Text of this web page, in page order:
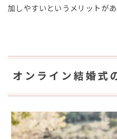
加しやすいというメリットがあ
オンライン結婚式